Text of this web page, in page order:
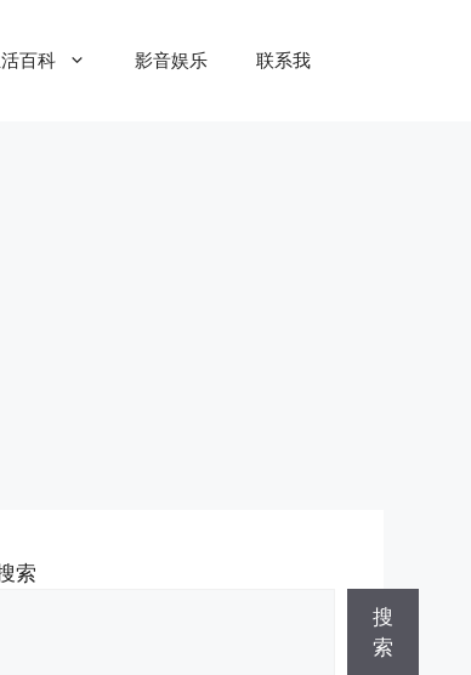
百科 影音娱乐 联系我
索
搜
索